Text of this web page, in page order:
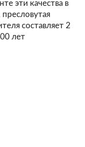
эти качества в
составляет 2
лет